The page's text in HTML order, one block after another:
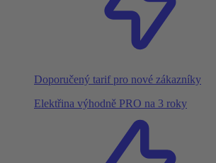
Doporučený tarif pro nové zákazníky
Elektřina výhodně PRO na 3 roky